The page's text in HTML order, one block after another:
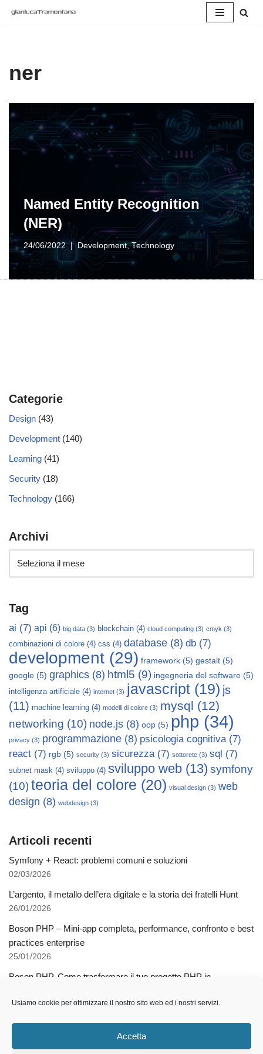
Usiamo cookie per ottimizzare il nostro sito web ed i nostri servizi.
Accetta
ner
Named Entity Recognition
(NER)
24/06/2022 Development,Technology
Categorie
Design (43)
Development (140)
Learning (41)
Security (18)
Technology (166)
Archivi
Tag
ai (7) api (6) big data (3) blockchain (4) cloud computing (3) cmyk (3)
combinazioni di colore (4) css (4) database (8) db (7)
development (29) framework (5) gestalt (5)
google (5) graphics (8) html5 (9) ingegneria del software (5)
intelligenza artificiale (4) internet (3) javascript (19) js
(11) machine learning (4) modelli di colore (3) mysql (12)
networking (10) node.js (8) oop (5) php (34)
privacy (3) programmazione (8) psicologia cognitiva(7)
react (7) rgb (5) security (3) sicurezza(7) sottorete (3) sql (7)
subnet mask (4) sviluppo (4) sviluppo web (13) symfony
(10)teoria del colore (20) visual design (3) web
design (8) webdesign (3)
Articoli recenti
Symfony + React: problemi comuni e soluzioni
02/03/2026
L’argento, il metallo dell’era digitale e la storia dei fratelli Hunt
26/01/2026
Boson PHP – Mini-app completa, performance, confronto e best
practices enterprise
25/01/2026
Boson PHP. Come trasformare il tuo progetto PHP in
03/12/2025
Come l’AI libera dalla schiavitù della specializzazione